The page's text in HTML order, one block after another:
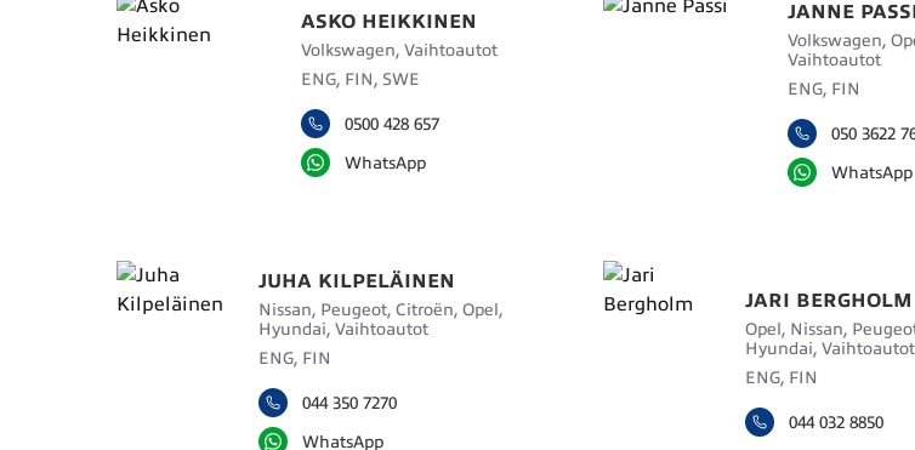
ASKO HEIKKINEN
Volkswagen, Vaihtoautot
ENG, FIN, SWE
0500 428 657
WhatsApp
JANNE PASSI
Volkswagen,
Vaihtoautot
ENG, FIN
050 3622
WhatsApp
JUHA KILPELÄINEN
Nissan, Peugeot, Citroën, Opel,
Hyundai, Vaihtoautot
ENG, FIN
044 350 7270
WhatsApp
JARI BERGHOLM
Opel, Nissan,
Hyundai, Vaihtoautot
ENG, FIN
044 032 8850